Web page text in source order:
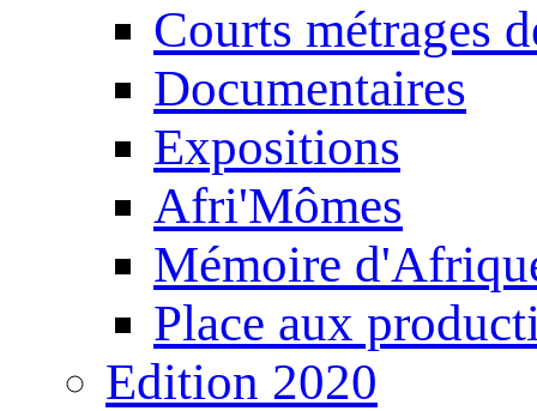
Courts métrages
Documentaires
Expositions
Afri'Mômes
Mémoire
Place aux
Edition 2020